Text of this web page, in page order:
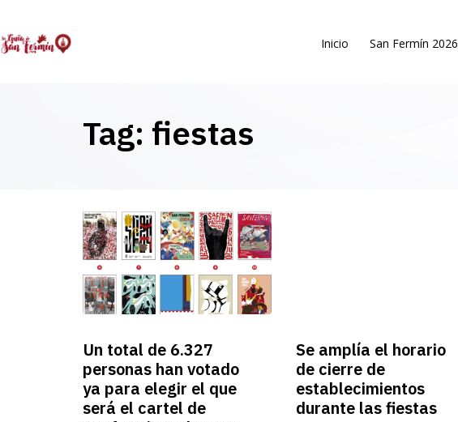
Inicio San Fermín 2026
Tag: fiestas
Un total de 6.327
personas han votado
ya para elegir el que
será el cartel de
Se amplía el horario
de cierre de
establecimientos
durante las fiestas